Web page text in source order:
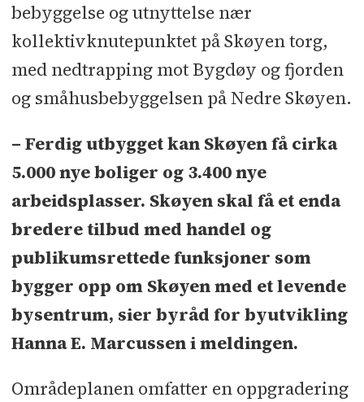
bebyggelse og utnyttelse nær
kollektivknutepunktet på Skøyen torg,
med nedtrapping mot Bygdøy og fjorden
og småhusbebyggelsen på Nedre Skøyen.
– Ferdig utbygget kan Skøyen få cirka
5.000 nye boliger og 3.400 nye
arbeidsplasser. Skøyen skal få et enda
bredere tilbud med handel og
publikumsrettede funksjoner som
bygger opp om Skøyen med et levende
bysentrum, sier byråd for byutvikling
Hanna E. Marcussen i meldingen.
Områdeplanen omfatter en oppgradering